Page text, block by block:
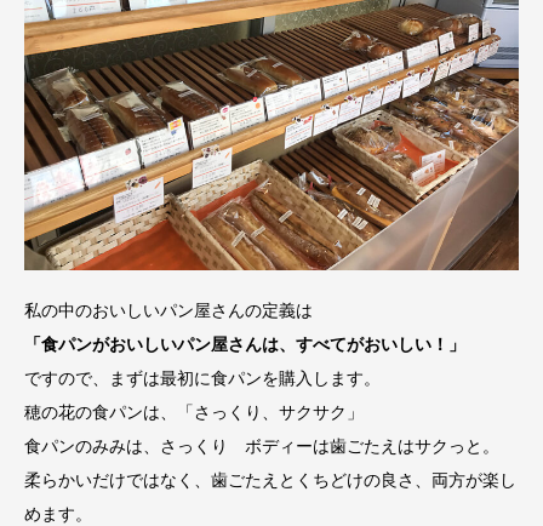
私の中のおいしいパン屋さんの定義は
「食パンがおいしいパン屋さんは、すべてがおいしい！」
ですので、まずは最初に食パンを購入します。
穂の花の食パンは、「さっくり、サクサク」
食パンのみみは、さっくり ボディーは歯ごたえはサクっと。
柔らかいだけではなく、歯ごたえとくちどけの良さ、両方が楽し
めます。